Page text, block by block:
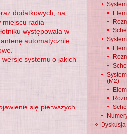
(M2)
Dyskusja
dodatkowych, na
miejscu radia
występowała w
automatycznie
systemu o jakich
się pierwszych